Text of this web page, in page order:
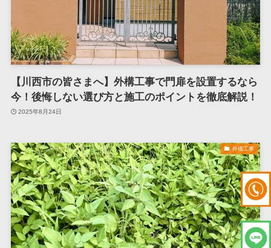
【川西市の皆さまへ】外構工事で門扉を設置するなら
今！後悔しない選び方と施工のポイントを徹底解説！
2025年8月24日
外構工事